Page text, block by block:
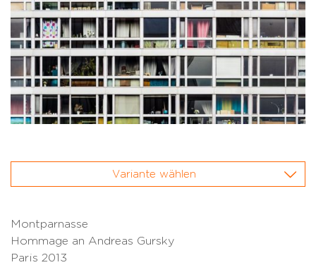
Variante wählen
Montparnasse
Hommage an Andreas Gursky
Paris 2013